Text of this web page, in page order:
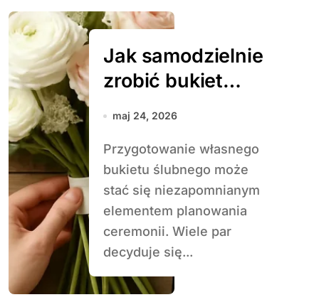
Jak samodzielnie
zrobić bukiet
ślubny
maj 24, 2026
Przygotowanie własnego
bukietu ślubnego może
stać się niezapomnianym
elementem planowania
ceremonii. Wiele par
decyduje się...